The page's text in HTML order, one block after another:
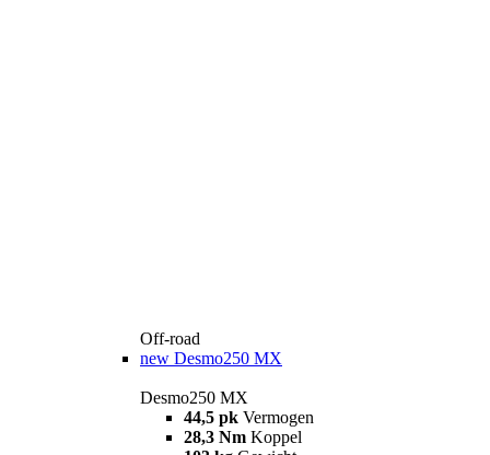
Off-road
new Desmo250 MX
Desmo250 MX
44,5 pk Vermogen
28,3 Nm Koppel